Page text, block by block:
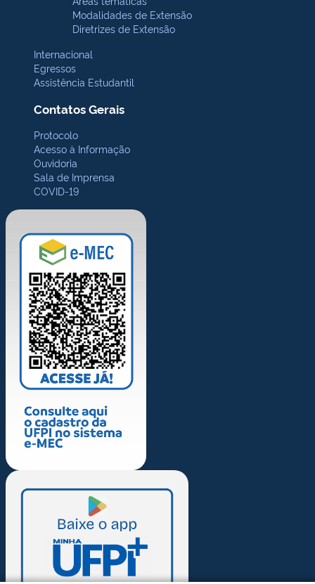
Modalidades de Extensão
Diretrizes de Extensão
Internacional
Egressos
Assistência Estudantil
Contatos Gerais
Protocolo
Acesso à Informação
Ouvidoria
Sala de Imprensa
COVID-19